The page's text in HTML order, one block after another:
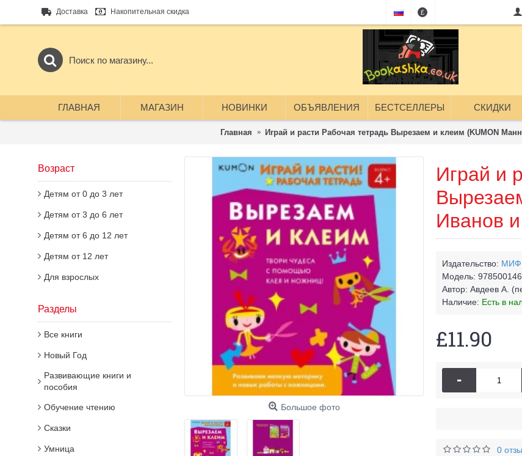
Доставка Накопительная скидка £
ГЛАВНАЯ МАГАЗИН НОВИНКИ ОБЪЯВЛЕНИЯ БЕСТСЕЛЛЕРЫ СКИДКИ
Главная Играй и расти Рабочая тетрадь Вырезаем и клеим (KUMON
Возраст
Детям от 0 до 3 лет
Детям от 3 до 6 лет
Детям от 6 до 12 лет
Детям от 12 лет
Для взрослых
Разделы
Все книги
Новый Год
Развивающие книги и
пособия
Обучение чтению
Сказки
Умница
Большое фото
Играй и
Иванов
Издательство: МИФ
Модель:
Автор: Авдеев А.
Наличие: Есть в
£11.90
-
0